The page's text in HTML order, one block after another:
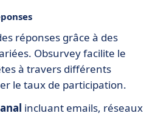
réponses grâce à des
Obsurvey facilite le
à travers différents
le taux de participation.
incluant emails, réseaux